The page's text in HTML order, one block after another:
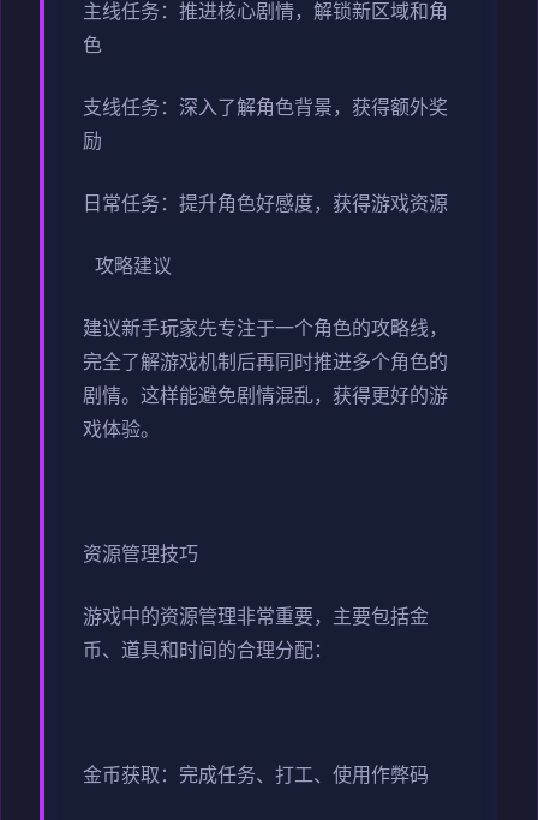
主线任务：推进核心剧情，解锁新区域和角
色
支线任务：深入了解角色背景，获得额外奖
励
日常任务：提升角色好感度，获得游戏资源
攻略建议
建议新手玩家先专注于一个角色的攻略线，
完全了解游戏机制后再同时推进多个角色的
剧情。这样能避免剧情混乱，获得更好的游
戏体验。
资源管理技巧
游戏中的资源管理非常重要，主要包括金
币、道具和时间的合理分配：
金币获取：完成任务、打工、使用作弊码